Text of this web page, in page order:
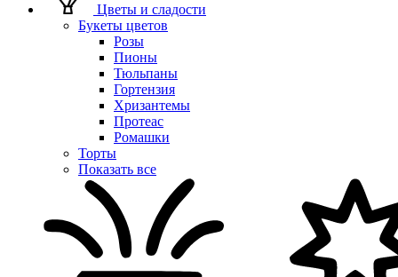
Цветы и сладости
Букеты цветов
Розы
Пионы
Тюльпаны
Гортензия
Хризантемы
Протеас
Ромашки
Торты
Показать все